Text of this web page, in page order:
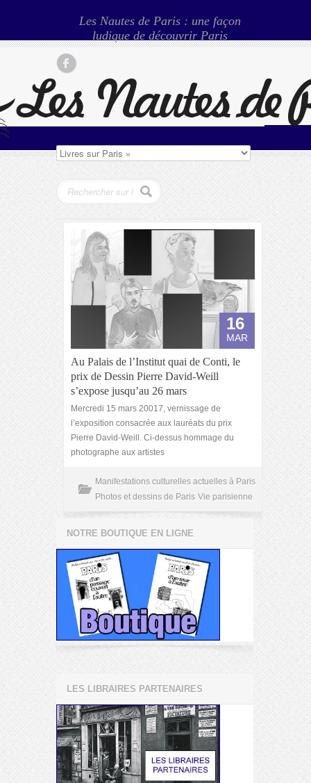
Les Nautes de Paris : une façon
ludique de découvrir Paris
16
MAR
Au Palais de l’Institut quai de Conti, le
prix de Dessin Pierre David-Weill
s’expose jusqu’au 26 mars
Mercredi 15 mars 20017, vernissage de
l’exposition consacrée aux lauréats du prix
Pierre David-Weill. Ci-dessus hommage du
photographe aux artistes
Manifestations culturelles actuelles à Paris
Photos et dessins de Paris Vie parisienne
NOTRE BOUTIQUE EN LIGNE
LES LIBRAIRES PARTENAIRES